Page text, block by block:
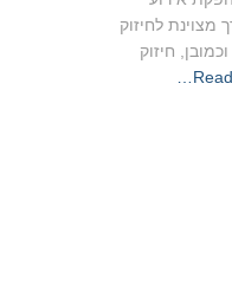
מצוינת לחיזוק
חיזוק